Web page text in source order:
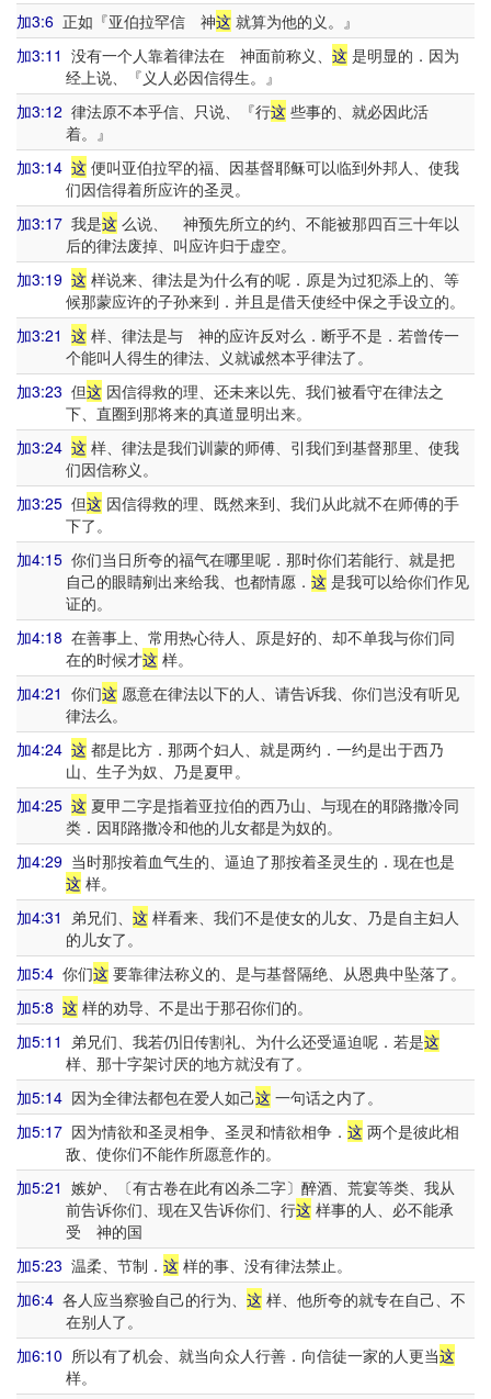
加3:6 正如『亚伯拉罕信 神这 就算为他的义。』
加3:11 没有一个人靠着律法在 神面前称义、 这 是明显的．因为
经上说、『义人必因信得生。』
加3:12 律法原不本乎信、只说、『行这 些事的、就必因此活
着。』
加3:14 这 便叫亚伯拉罕的福、因基督耶稣可以临到外邦人、使我
们因信得着所应许的圣灵。
加3:17 我是这 么说、 神预先所立的约、不能被那四百三十年以
后的律法废掉、叫应许归于虚空。
加3:19 这 样说来、律法是为什么有的呢．原是为过犯添上的、等
候那蒙应许的子孙来到．并且是借天使经中保之手设立的。
加3:21 这 样、律法是与 神的应许反对么．断乎不是．若曾传一
个能叫人得生的律法、义就诚然本乎律法了。
加3:23 但这 因信得救的理、还未来以先、我们被看守在律法之
下、直圈到那将来的真道显明出来。
加3:24 这 样、律法是我们训蒙的师傅、引我们到基督那里、使我
们因信称义。
加3:25 但这 因信得救的理、既然来到、我们从此就不在师傅的手
下了。
加4:15 你们当日所夸的福气在哪里呢．那时你们若能行、就是把
自己的眼睛剜出来给我、也都情愿． 这是我可以给你们作见
证的。
加4:18 在善事上、常用热心待人、原是好的、却不单我与你们同
在的时候才这样。
加4:21 你们这 愿意在律法以下的人、请告诉我、你们岂没有听见
律法么。
加4:24 这 都是比方．那两个妇人、就是两约．一约是出于西乃
山、生子为奴、乃是夏甲。
加4:25 这 夏甲二字是指着亚拉伯的西乃山、与现在的耶路撒冷同
类．因耶路撒冷和他的儿女都是为奴的。
加4:29 当时那按着血气生的、逼迫了那按着圣灵生的．现在也是
这样。
加4:31 弟兄们、 这 样看来、我们不是使女的儿女、乃是自主妇人
的儿女了。
加5:4 你们这 要靠律法称义的、是与基督隔绝、从恩典中坠落了。
加5:8 这 样的劝导、不是出于那召你们的。
加5:11 弟兄们、我若仍旧传割礼、为什么还受逼迫呢．若是这
样、那十字架讨厌的地方就没有了。
加5:14 因为全律法都包在爱人如己这 一句话之内了。
加5:17 因为情欲和圣灵相争、圣灵和情欲相争． 这 两个是彼此相
敌、使你们不能作所愿意作的。
加5:21 嫉妒、〔有古卷在此有凶杀二字〕醉酒、荒宴等类、我从
前告诉你们、现在又告诉你们、行这样事的人、必不能承
受 神的国
加5:23 温柔、节制． 这 样的事、没有律法禁止。
加6:4 各人应当察验自己的行为、 这 样、他所夸的就专在自己、不
在别人了。
加6:10 所以有了机会、就当向众人行善．向信徒一家的人更当这
样。